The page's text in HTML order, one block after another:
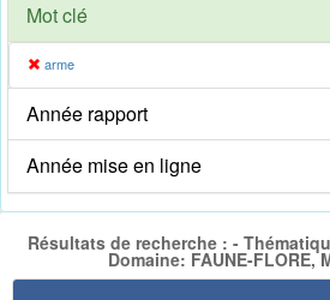
Mot clé
arme
Année rapport
Année mise en ligne
Résultats de recherche : -
Domaine: FAUNE-FLORE,